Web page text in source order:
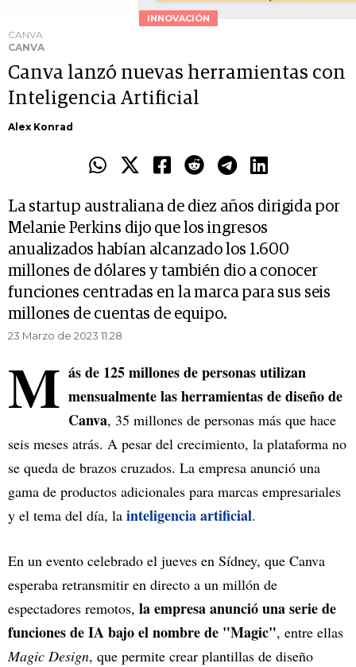
INNOVACIÓN
CANVA
CANVA
Canva lanzó nuevas herramientas con
Inteligencia Artificial
Alex Konrad
La startup australiana de diez años dirigida por
Melanie Perkins dijo que los ingresos
anualizados habían alcanzado los 1.600
millones de dólares y también dio a conocer
funciones centradas en la marca para sus seis
millones de cuentas de equipo.
23 Marzo de 2023 11.28
M ás de 125 millones de personas utilizan
mensualmente las herramientas de diseño de
Canva, 35 millones de personas más que hace
seis meses atrás. A pesar del crecimiento, la plataforma no
se queda de brazos cruzados. La empresa anunció una
gama de productos adicionales para marcas empresariales
y el tema del día, la inteligencia artificial.
En un evento celebrado el jueves en Sídney, que Canva
esperaba retransmitir en directo a un millón de
espectadores remotos, la empresa anunció una serie de
funciones de IA bajo el nombre de "Magic", entre ellas
Magic Design, que permite crear plantillas de diseño